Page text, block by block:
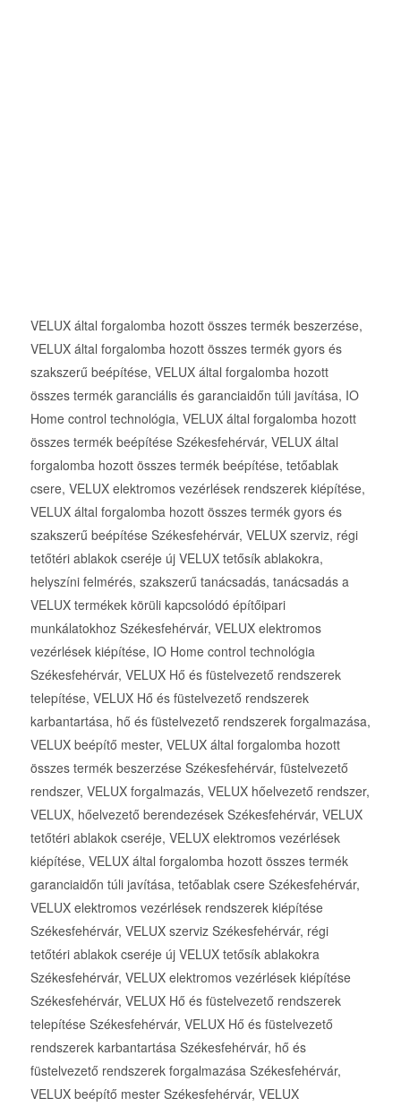
VELUX által forgalomba hozott összes termék beszerzése,
VELUX által forgalomba hozott összes termék gyors és
szakszerű beépítése, VELUX által forgalomba hozott
összes termék garanciális és garanciaidőn túli javítása, IO
Home control technológia, VELUX által forgalomba hozott
összes termék beépítése Székesfehérvár, VELUX által
forgalomba hozott összes termék beépítése, tetőablak
csere, VELUX elektromos vezérlések rendszerek kiépítése,
VELUX által forgalomba hozott összes termék gyors és
szakszerű beépítése Székesfehérvár, VELUX szerviz, régi
tetőtéri ablakok cseréje új VELUX tetősík ablakokra,
helyszíni felmérés, szakszerű tanácsadás, tanácsadás a
VELUX termékek körüli kapcsolódó építőipari
munkálatokhoz Székesfehérvár, VELUX elektromos
vezérlések kiépítése, IO Home control technológia
Székesfehérvár, VELUX Hő és füstelvezető rendszerek
telepítése, VELUX Hő és füstelvezető rendszerek
karbantartása, hő és füstelvezető rendszerek forgalmazása,
VELUX beépítő mester, VELUX által forgalomba hozott
összes termék beszerzése Székesfehérvár, füstelvezető
rendszer, VELUX forgalmazás, VELUX hőelvezető rendszer,
VELUX, hőelvezető berendezések Székesfehérvár, VELUX
tetőtéri ablakok cseréje, VELUX elektromos vezérlések
kiépítése, VELUX által forgalomba hozott összes termék
garanciaidőn túli javítása, tetőablak csere Székesfehérvár,
VELUX elektromos vezérlések rendszerek kiépítése
Székesfehérvár, VELUX szerviz Székesfehérvár, régi
tetőtéri ablakok cseréje új VELUX tetősík ablakokra
Székesfehérvár, VELUX elektromos vezérlések kiépítése
Székesfehérvár, VELUX Hő és füstelvezető rendszerek
telepítése Székesfehérvár, VELUX Hő és füstelvezető
rendszerek karbantartása Székesfehérvár, hő és
füstelvezető rendszerek forgalmazása Székesfehérvár,
VELUX beépítő mester Székesfehérvár, VELUX